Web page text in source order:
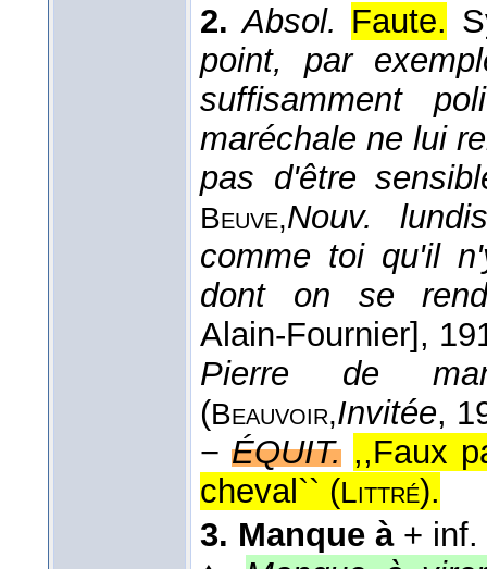
2. Absol. Faute.
point, par
suffisamment
maréchale ne lui
pas d'être
Beuve,Nouv. lundis
comme toi qu'il
dont on se
Alain-Fournier] ,
Pierre de
(Beauvoir,Invitée,
−ÉQUIT. ,,Faux
cheval`` (Littré).
3. Manque à+ inf.